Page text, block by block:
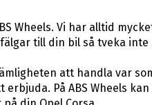
Wheels. Vi har alltid
till din bil så tveka
att handla var
På ABS Wheels